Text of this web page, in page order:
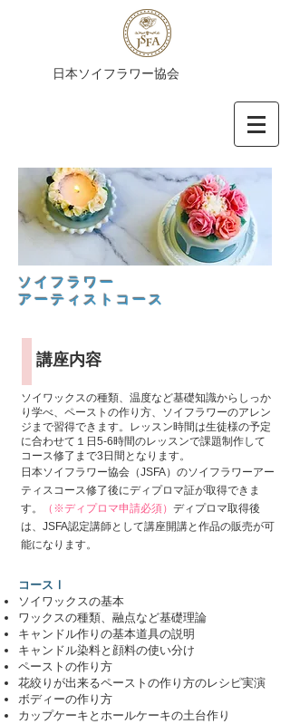
​日本ソイフラワー協会
​ソイフラワー​
アーティストコース
​講座内容
ソイワックスの種類、温度など基礎知識からしっか
り学べ、ペーストの作り方、ソイフラワーのアレン
ジまで習得できます。レッスン時間は生徒様の予定
に合わせて１日5-6時間のレッスンで課題制作して
コース修了まで3日間となります。
日本ソイフラワー協会（JSFA）のソイフラワーアー
ティスコース修了後にディプロマ証が取得できま
す。
（※ディプロマ申請必須） ディプロマ取得後
は、JSFA認定講師として講座開講と作品の販売が可
能になります。
コースⅠ
ソイワックスの基本
ワックスの種類、融点など基礎理論
キャンドル作りの基本道具の説明
キャンドル染料と顔料の使い分け
ペーストの作り方
花絞りが出来るペーストの作り方のレシピ実演
ボディーの作り方
カップケーキとホールケーキの土台作り